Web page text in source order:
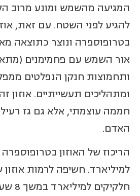
המגיעה מהשמש ומונע מרוב
להגיע לפני השטח. עם זאת,
בטרופוספרה ונוצר כתוצאה
אור השמש עם פחמימנים
ותחמוצות חנקן הנפלטים
ומתהליכים תעשייתיים. אוזון
חממה עוצמתי, אלא גם גז
האדם.